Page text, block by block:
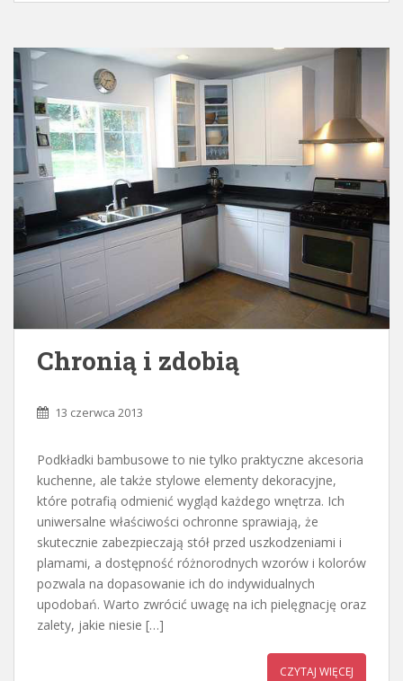
Chronią i zdobią
13 czerwca 2013
Podkładki bambusowe to nie tylko praktyczne akcesoria
kuchenne, ale także stylowe elementy dekoracyjne,
które potrafią odmienić wygląd każdego wnętrza. Ich
uniwersalne właściwości ochronne sprawiają, że
skutecznie zabezpieczają stół przed uszkodzeniami i
plamami, a dostępność różnorodnych wzorów i kolorów
pozwala na dopasowanie ich do indywidualnych
upodobań. Warto zwrócić uwagę na ich pielęgnację oraz
zalety, jakie niesie […]
CZYTAJ WIĘCEJ